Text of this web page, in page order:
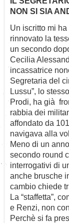
NON SI SIA
Un iscritto mi
rinnovato la
un secondo
Cecilia
incassatrice
Segretaria del
Lussu”, lo
Prodi, ha già
rabbia dei
affondato da
navigava alla
Meno di un
secondo round
interrogativi di
anche brusche
cambio chiede
La “staffetta”,
e Renzi, non
Perchè si fa